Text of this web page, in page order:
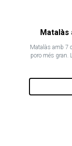
Matalàs
Matalàs amb 7
poro més gran.